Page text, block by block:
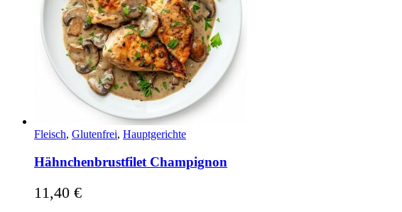
Fleisch, Glutenfrei, Hauptgerichte
Hähnchenbrustfilet Champignon
11,40 €